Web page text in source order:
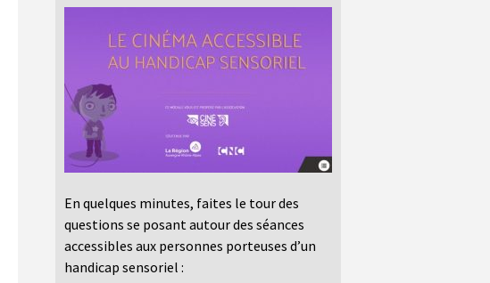
En quelques minutes, faites le tour des
questions se posant autour des séances
accessibles aux personnes porteuses d’un
handicap sensoriel :